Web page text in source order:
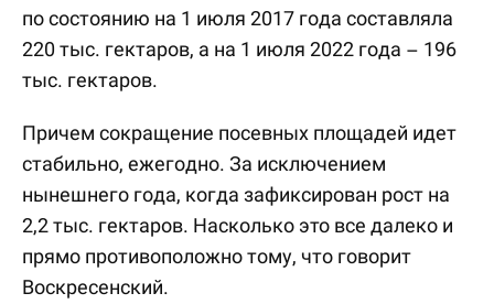
по состоянию на 1 июля 2017 года составляла
220 тыс. гектаров, а на 1 июля 2022 года – 196
тыс. гектаров.
Причем сокращение посевных площадей идет
стабильно, ежегодно. За исключением
нынешнего года, когда зафиксирован рост на
2,2 тыс. гектаров. Насколько это все далеко и
прямо противоположно тому, что говорит
Воскресенский.